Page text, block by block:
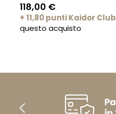
118,00 €
+ 11,80 punti Kaidor Club
questo acquisto